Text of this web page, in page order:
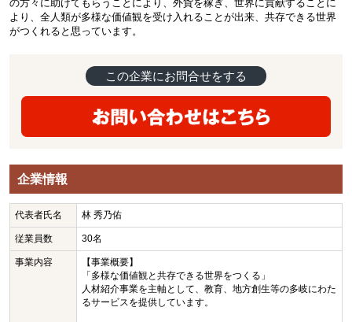
の方々に助けてもらうことにより、外貨を稼ぎ、世界に貢献することに
より、全人類が多様な価値観を受け入れることが出来、共存できる世界
がつくれると思っています。
この企業にお問合せをする
企業情報
代表者氏名 林 秀乃佑
従業員数 30名
事業内容
【事業概要】
「多様な価値観と共存できる世界をつくる」
人材紹介事業を主軸として、教育、地方創生等の多岐にわた
るサービスを提供しています。